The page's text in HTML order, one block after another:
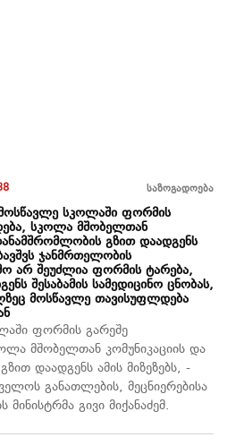
საზოგადოება
მოსწავლე სკოლაში ფორმის
სკოლა მშობელთან
გზით დაადგენს
ჯანმრთელობის
არ შეუძლია ფორმის ტარება,
შესაბამის სამედიცინო ცნობას,
მოსწავლე თავისუფლდება
ფორმის გარეშე
მშობელთან კომუნიკაციის და
დაადგენს ამის მიზეზებს, -
განათლების, მეცნიერებისა
გივი მიქანაძემ.